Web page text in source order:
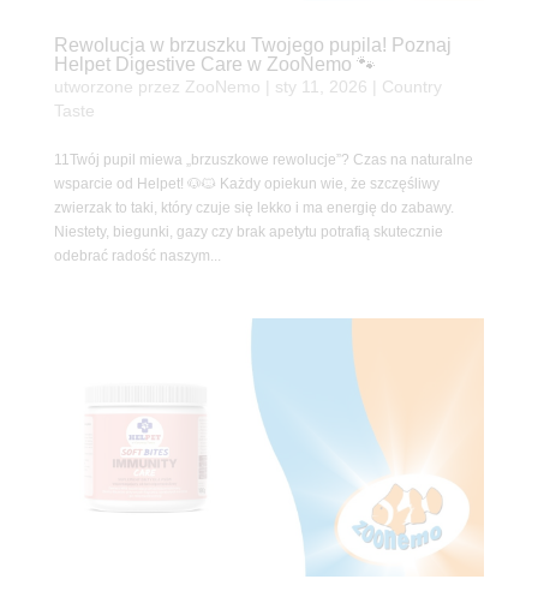
Rewolucja w brzuszku Twojego pupila! Poznaj
Helpet Digestive Care w ZooNemo 🐾
utworzone przez ZooNemo sty 11, 2026
Country
Taste
11Twój pupil miewa „brzuszkowe rewolucje”? Czas na naturalne
wsparcie od Helpet! 🐶🐱 Każdy opiekun wie, że szczęśliwy
zwierzak to taki, który czuje się lekko i ma energię do zabawy.
Niestety, biegunki, gazy czy brak apetytu potrafią skutecznie
odebrać radość naszym...